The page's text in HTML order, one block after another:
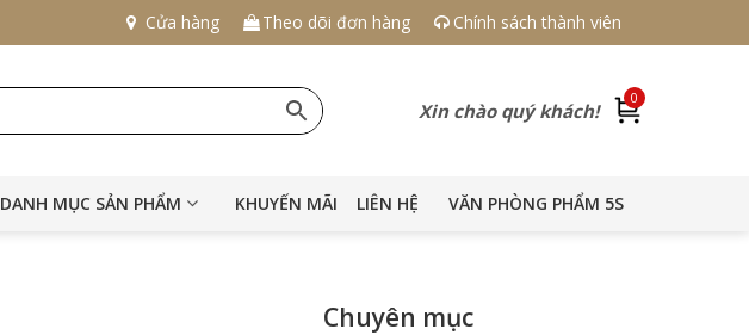
Cửa hàng Theo dõi đơn hàng Chính sách thành viên
Xin chào quý khách!
0
DANH MỤC SẢN PHẨM KHUYẾN MÃI LIÊN HỆ VĂN PHÒNG PHẨM 5S
Chuyên mục